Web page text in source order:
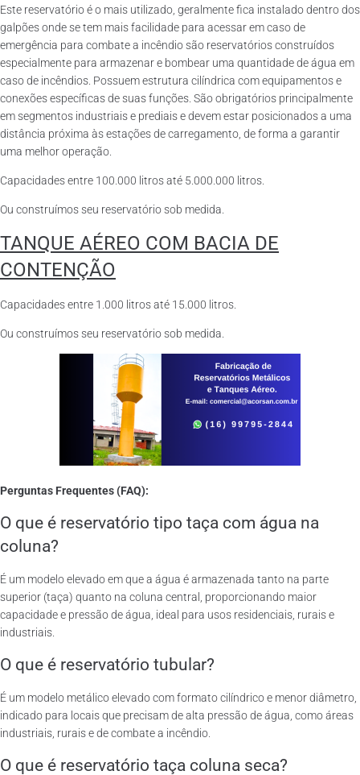
Este reservatório é o mais utilizado, geralmente fica instalado dentro dos
galpões onde se tem mais facilidade para acessar em caso de
emergência para combate a incêndio são reservatórios construídos
especialmente para armazenar e bombear uma quantidade de água em
caso de incêndios. Possuem estrutura cilíndrica com equipamentos e
conexões específicas de suas funções. São obrigatórios principalmente
em segmentos industriais e prediais e devem estar posicionados a uma
distância próxima às estações de carregamento, de forma a garantir
uma melhor operação.
Capacidades entre 100.000 litros até 5.000.000 litros.
Ou construímos seu reservatório sob medida.
TANQUE AÉREO COM BACIA DE
CONTENÇÃO
Capacidades entre 1.000 litros até 15.000 litros.
Ou construímos seu reservatório sob medida.
Perguntas Frequentes (FAQ):
O que é reservatório tipo taça com água na
coluna?
É um modelo elevado em que a água é armazenada tanto na parte
superior (taça) quanto na coluna central, proporcionando maior
capacidade e pressão de água, ideal para usos residenciais, rurais e
industriais.
O que é reservatório tubular?
É um modelo metálico elevado com formato cilíndrico e menor diâmetro,
indicado para locais que precisam de alta pressão de água, como áreas
industriais, rurais e de combate a incêndio.
O que é reservatório taça coluna seca?